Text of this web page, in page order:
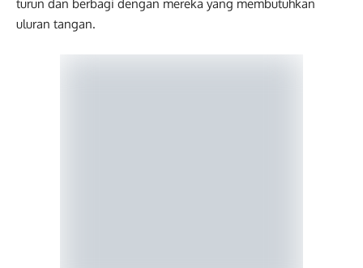
turun dan berbagi dengan mereka yang membutuhkan
uluran tangan.